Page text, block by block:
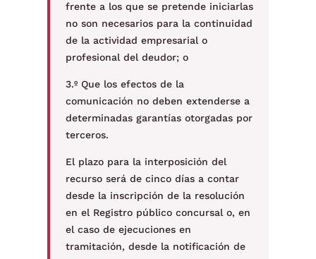
frente a los que se pretende iniciarlas
no son necesarios para la continuidad
de la actividad empresarial o
profesional del deudor; o
3.º Que los efectos de la
comunicación no deben extenderse a
determinadas garantías otorgadas por
terceros.
El plazo para la interposición del
recurso será de cinco días a contar
desde la inscripción de la resolución
en el Registro público concursal o, en
el caso de ejecuciones en
tramitación, desde la notificación de